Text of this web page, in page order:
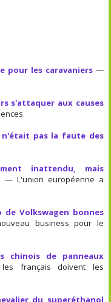
pour les caravaniers—
s'attaquer aux causes
n'était pas la faute des
inattendu, mais
— L'union européenne a
de Volkswagen bonnes
business pour le
chinois de panneaux
français doivent les
du superéthanol